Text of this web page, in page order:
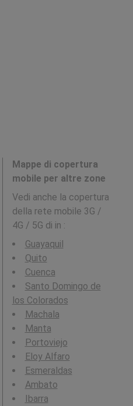
Mappe di copertura
mobile per altre zone
Vedi anche la copertura
della rete mobile 3G /
4G / 5G di in :
Guayaquil
Quito
Cuenca
Santo Domingo de
los Colorados
Machala
Manta
Portoviejo
Eloy Alfaro
Esmeraldas
Ambato
Ibarra